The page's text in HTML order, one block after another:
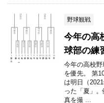
野球観戦
今年の高
球部の練
今年の高校
を優先。 第
は明日（
った「夏」
真を撮 ...